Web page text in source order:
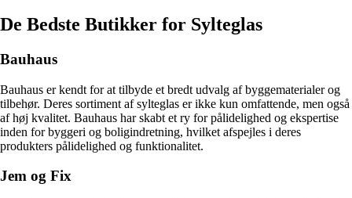
De Bedste Butikker for Sylteglas
Bauhaus
Bauhaus er kendt for at tilbyde et bredt udvalg af byggematerialer og
tilbehør. Deres sortiment af sylteglas er ikke kun omfattende, men også
af høj kvalitet. Bauhaus har skabt et ry for pålidelighed og ekspertise
inden for byggeri og boligindretning, hvilket afspejles i deres
produkters pålidelighed og funktionalitet.
Jem og Fix